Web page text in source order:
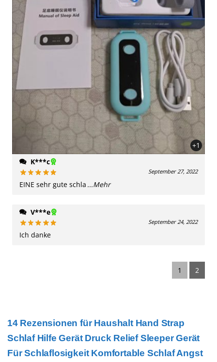
+1
K***c
September 27, 2022
EINE sehr gute schla ...Mehr
V***e
September 24, 2022
Ich danke
1 2
14 Rezensionen fürHaushalt Hand Strap
Schlaf Hilfe Gerät Druck Relief Sleeper Gerät
Für Schlaflosigkeit Komfortable Schlaf Angst